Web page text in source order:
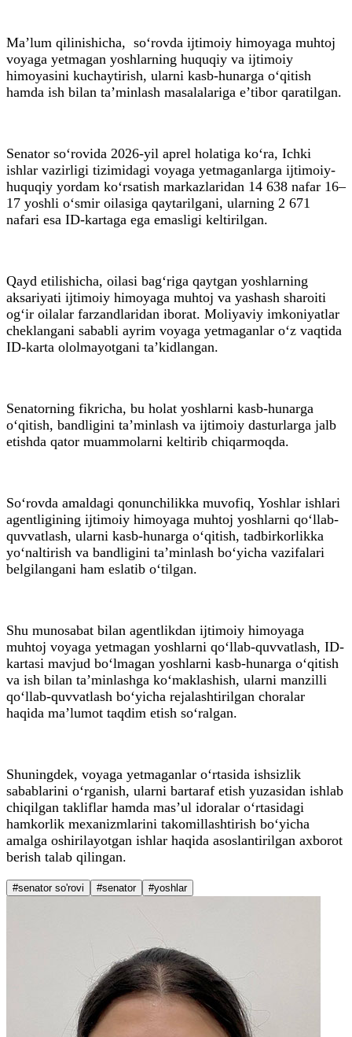
Ma’lum qilinishicha, so‘rovda ijtimoiy himoyaga muhtoj
voyaga yetmagan yoshlarning huquqiy va ijtimoiy
himoyasini kuchaytirish, ularni kasb-hunarga o‘qitish
hamda ish bilan ta’minlash masalalariga e’tibor qaratilgan.
Senator so‘rovida 2026-yil aprel holatiga ko‘ra, Ichki
ishlar vazirligi tizimidagi voyaga yetmaganlarga ijtimoiy-
huquqiy yordam ko‘rsatish markazlaridan 14 638 nafar 16–
17 yoshli o‘smir oilasiga qaytarilgani, ularning 2 671
nafari esa ID-kartaga ega emasligi keltirilgan.
Qayd etilishicha, oilasi bag‘riga qaytgan yoshlarning
aksariyati ijtimoiy himoyaga muhtoj va yashash sharoiti
og‘ir oilalar farzandlaridan iborat. Moliyaviy imkoniyatlar
cheklangani sababli ayrim voyaga yetmaganlar o‘z vaqtida
ID-karta ololmayotgani ta’kidlangan.
Senatorning fikricha, bu holat yoshlarni kasb-hunarga
o‘qitish, bandligini ta’minlash va ijtimoiy dasturlarga jalb
etishda qator muammolarni keltirib chiqarmoqda.
So‘rovda amaldagi qonunchilikka muvofiq, Yoshlar ishlari
agentligining ijtimoiy himoyaga muhtoj yoshlarni qo‘llab-
quvvatlash, ularni kasb-hunarga o‘qitish, tadbirkorlikka
yo‘naltirish va bandligini ta’minlash bo‘yicha vazifalari
belgilangani ham eslatib o‘tilgan.
Shu munosabat bilan agentlikdan ijtimoiy himoyaga
muhtoj voyaga yetmagan yoshlarni qo‘llab-quvvatlash, ID-
kartasi mavjud bo‘lmagan yoshlarni kasb-hunarga o‘qitish
va ish bilan ta’minlashga ko‘maklashish, ularni manzilli
qo‘llab-quvvatlash bo‘yicha rejalashtirilgan choralar
haqida ma’lumot taqdim etish so‘ralgan.
Shuningdek, voyaga yetmaganlar o‘rtasida ishsizlik
sabablarini o‘rganish, ularni bartaraf etish yuzasidan ishlab
chiqilgan takliflar hamda mas’ul idoralar o‘rtasidagi
hamkorlik mexanizmlarini takomillashtirish bo‘yicha
amalga oshirilayotgan ishlar haqida asoslantirilgan axborot
berish talab qilingan.
#senator so'rovi #senator #yoshlar